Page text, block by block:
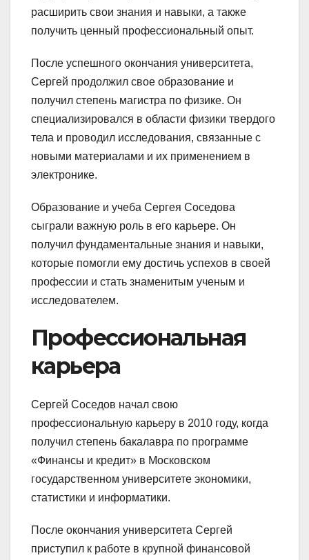
расширить свои знания и навыки, а также
получить ценный профессиональный опыт.
После успешного окончания университета,
Сергей продолжил свое образование и
получил степень магистра по физике. Он
специализировался в области физики твердого
тела и проводил исследования, связанные с
новыми материалами и их применением в
электронике.
Образование и учеба Сергея Соседова
сыграли важную роль в его карьере. Он
получил фундаментальные знания и навыки,
которые помогли ему достичь успехов в своей
профессии и стать знаменитым ученым и
исследователем.
Профессиональная
карьера
Сергей Соседов начал свою
профессиональную карьеру в 2010 году, когда
получил степень бакалавра по программе
«Финансы и кредит» в Московском
государственном университете экономики,
статистики и информатики.
После окончания университета Сергей
приступил к работе в крупной финансовой